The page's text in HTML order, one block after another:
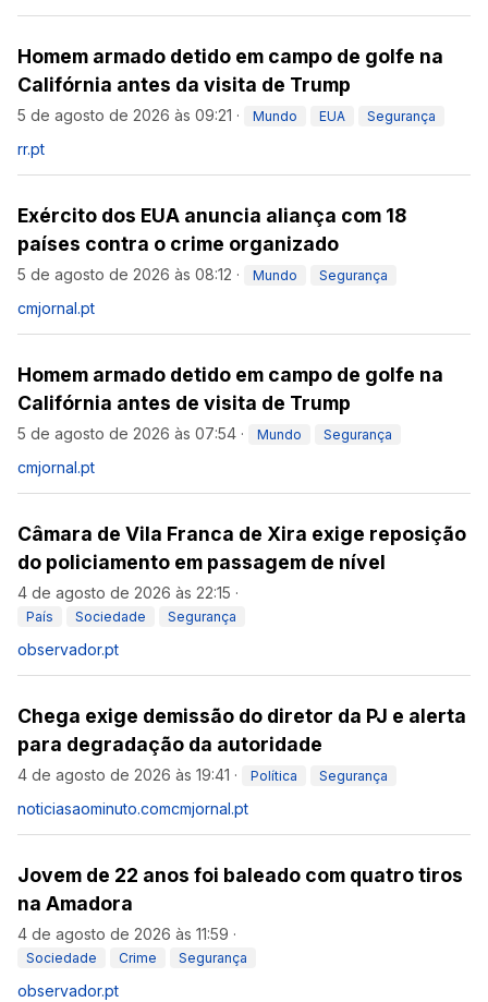
Homem armado detido em campo de golfe na
Califórnia antes da visita de Trump
5 de agosto de 2026 às 09:21 · Mundo EUA Segurança
rr.pt
Exército dos EUA anuncia aliança com 18
países contra o crime organizado
5 de agosto de 2026 às 08:12 · Mundo Segurança
cmjornal.pt
Homem armado detido em campo de golfe na
Califórnia antes de visita de Trump
5 de agosto de 2026 às 07:54 · Mundo Segurança
cmjornal.pt
Câmara de Vila Franca de Xira exige reposição
do policiamento em passagem de nível
4 de agosto de 2026 às 22:15 ·
País Sociedade Segurança
observador.pt
Chega exige demissão do diretor da PJ e alerta
para degradação da autoridade
4 de agosto de 2026 às 19:41 · Política Segurança
noticiasaominuto.comcmjornal.pt
Jovem de 22 anos foi baleado com quatro tiros
na Amadora
4 de agosto de 2026 às 11:59 ·
Sociedade Crime Segurança
observador.pt